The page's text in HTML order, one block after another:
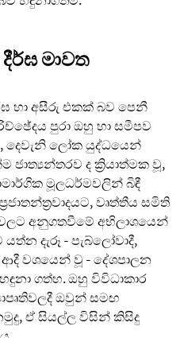
මාවත
හා අසීරු එකක් බව පෙනී
පුරා ඔහු හා සමීපව
දෙවැනි ලෝක යුද්ධයෙන්
ද ක්‍රියාත්මක වූ,
මූලධර්මවලින් බිඳී
වෘත්තීය සමිති
අනුගතවීමේ අභිලාශයෙන්
දැරූ - පැබ්ලෝවාදී,
වශයෙන් වූ - දේශපාලන
ගත්හ. ඔහු විවිධාකාර
ඔවුන් සමඟ
ඒ සියල්ල විසින් කිසිදු